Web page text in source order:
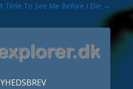
Time To See Me Before I Die →